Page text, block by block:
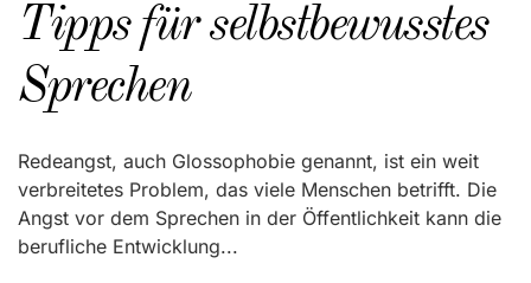
Tipps für selbstbewusstes
Sprechen
Redeangst, auch Glossophobie genannt, ist ein weit
verbreitetes Problem, das viele Menschen betrifft. Die
Angst vor dem Sprechen in der Öffentlichkeit kann die
berufliche Entwicklung...